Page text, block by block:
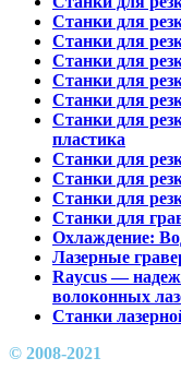
Станки для
Станки для
Станки для
Станки для
Станки для
Станки для
пластика
Станки для
Станки для
Станки для
Станки для
Охлаждение:
Лазерные
Raycus —
волоконных
Cтанки
© 2008-2021